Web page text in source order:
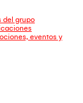
del grupo
eventos y